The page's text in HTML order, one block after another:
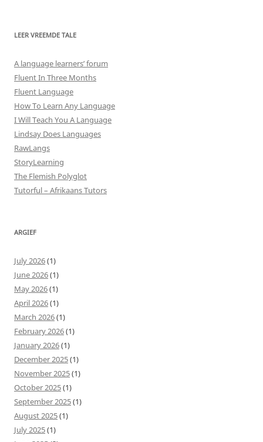
LEER VREEMDE TALE
A language learners’ forum
Fluent In Three Months
Fluent Language
How To Learn Any Language
I Will Teach You A Language
Lindsay Does Languages
RawLangs
StoryLearning
The Flemish Polyglot
Tutorful – Afrikaans Tutors
ARGIEF
July 2026(1)
June 2026(1)
May 2026(1)
April 2026(1)
March 2026(1)
February 2026(1)
January 2026(1)
December 2025(1)
November 2025(1)
October 2025(1)
September 2025(1)
August 2025(1)
July 2025(1)